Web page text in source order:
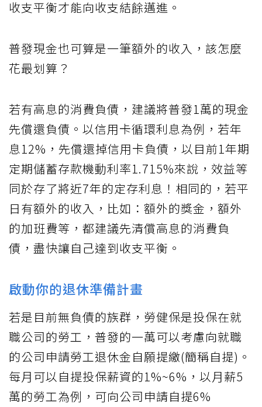
收支平衡才能向收支結餘邁進。
普發現金也可算是一筆額外的收入，該怎麼
花最划算？
若有高息的消費負債，建議將普發1萬的現金
先償還負債。以信用卡循環利息為例，若年
息12%，先償還掉信用卡負債，以目前1年期
定期儲蓄存款機動利率1.715%來說，效益等
同於存了將近7年的定存利息！相同的，若平
日有額外的收入，比如：額外的獎金，額外
的加班費等，都建議先清償高息的消費負
債，盡快讓自己達到收支平衡。
啟動你的退休準備計畫
若是目前無負債的族群，勞健保是投保在就
職公司的勞工，普發的一萬可以考慮向就職
的公司申請勞工退休金自願提繳(簡稱自提)。
每月可以自提投保薪資的1%~6%，以月薪5
萬的勞工為例，可向公司申請自提6%